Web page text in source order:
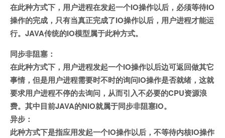
在此种方式下，用户进程在发起一个IO操作以后，必须等待IO
操作的完成，只有当真正完成了IO操作以后，用户进程才能运
行。JAVA传统的IO模型属于此种方式。
同步非阻塞：
在此种方式下，用户进程发起一个IO操作以后边可返回做其它
事情，但是用户进程需要时不时的询问IO操作是否就绪，这就
要求用户进程不停的去询问，从而引入不必要的CPU资源浪
费。其中目前JAVA的NIO就属于同步非阻塞IO。
异步：
此种方式下是指应用发起一个IO操作以后，不等待内核IO操作